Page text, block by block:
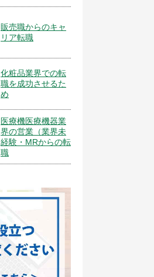
販売職からのキャ
リア転職
化粧品業界での転
職を成功させるた
め
医療機医療機器業
界の営業（業界未
経験・MRからの転
職